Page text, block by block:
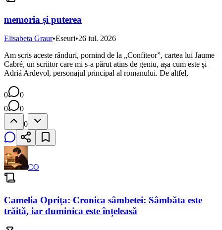
memoria și puterea
Elisabeta Graur•Eseuri•26 iul. 2026
Am scris aceste rânduri, pornind de la „Confiteor”, cartea lui Jaume
Cabré, un scriitor care mi s-a părut atins de geniu, așa cum este și
Adriá Ardevol, personajul principal al romanului. De altfel,
0
0
0
0
0
CO
Camelia Opriţa: Cronica sâmbetei: Sâmbăta este
trăită, iar duminica este înțeleasă